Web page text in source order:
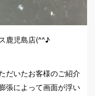
鹿児島店(^^♪
だいたお客様のご紹介
張によって画面が浮い